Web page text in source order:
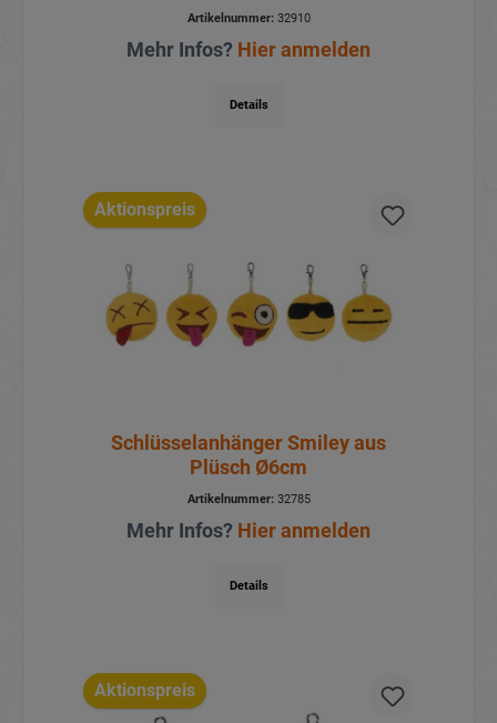
Artikelnummer:32910
Mehr Infos? Hier anmelden
Details
Aktionspreis
Schlüsselanhänger Smiley aus
Plüsch Ø6cm
Artikelnummer:32785
Mehr Infos? Hier anmelden
Details
Aktionspreis